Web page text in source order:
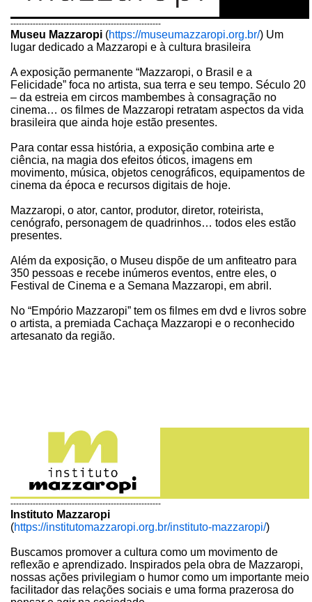
------------------------------------------------------
Museu Mazzaropi (https://museumazzaropi.org.br/) Um
lugar dedicado a Mazzaropi e à cultura brasileira
A exposição permanente “Mazzaropi, o Brasil e a
Felicidade” foca no artista, sua terra e seu tempo. Século 20
– da estreia em circos mambembes à consagração no
cinema… os filmes de Mazzaropi retratam aspectos da vida
brasileira que ainda hoje estão presentes.
Para contar essa história, a exposição combina arte e
ciência, na magia dos efeitos óticos, imagens em
movimento, música, objetos cenográficos, equipamentos de
cinema da época e recursos digitais de hoje.
Mazzaropi, o ator, cantor, produtor, diretor, roteirista,
cenógrafo, personagem de quadrinhos… todos eles estão
presentes.
Além da exposição, o Museu dispõe de um anfiteatro para
350 pessoas e recebe inúmeros eventos, entre eles, o
Festival de Cinema e a Semana Mazzaropi, em abril.
No “Empório Mazzaropi” tem os filmes em dvd e livros sobre
o artista, a premiada Cachaça Mazzaropi e o reconhecido
artesanato da região.
------------------------------------------------------
Instituto Mazzaropi
(https://institutomazzaropi.org.br/instituto-mazzaropi/)
Buscamos promover a cultura como um movimento de
reflexão e aprendizado. Inspirados pela obra de Mazzaropi,
nossas ações privilegiam o humor como um importante meio
facilitador das relações sociais e uma forma prazerosa do